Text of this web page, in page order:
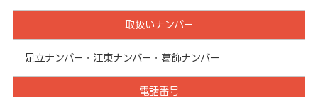
取扱いナンバー
足立ナンバー・江東ナンバー・葛飾ナンバー
電話番号